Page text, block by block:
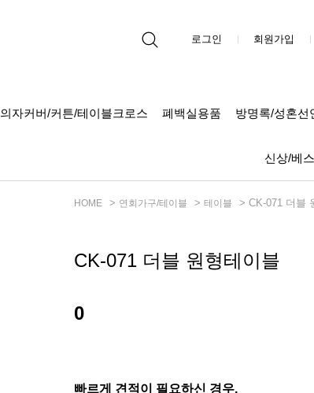
로그인 회원가입
의자커버/커튼/테이블크로스 폐백실용품 방명록/성혼선
신상/베
HOME > 연회가구/테이블 > 테이블 > CK-071 더블
CK-071 더블 원형테이블
0
빠르게 견적이 필요하신 경우,